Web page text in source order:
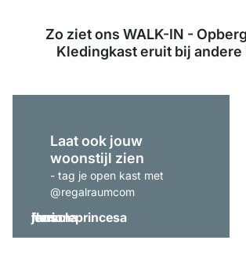
Zo ziet ons WALK-IN -
Kledingkast eruit bij andere
Laat ook jouw
woonstijl zien
- tag je open kast met
@regalraumcom